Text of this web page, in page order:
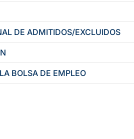
DE ADMITIDOS/EXCLUIDOS
BOLSA DE EMPLEO